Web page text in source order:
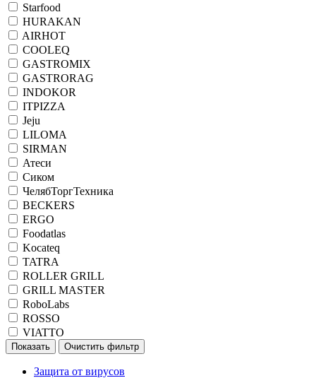
Starfood
HURAKAN
AIRHOT
COOLEQ
GASTROMIX
GASTRORAG
INDOKOR
ITPIZZA
Jeju
LILOMA
SIRMAN
Атеси
Сиком
ЧелябТоргТехника
BECKERS
ERGO
Foodatlas
Kocateq
TATRA
ROLLER GRILL
GRILL MASTER
RoboLabs
ROSSO
VIATTO
Защита от вирусов